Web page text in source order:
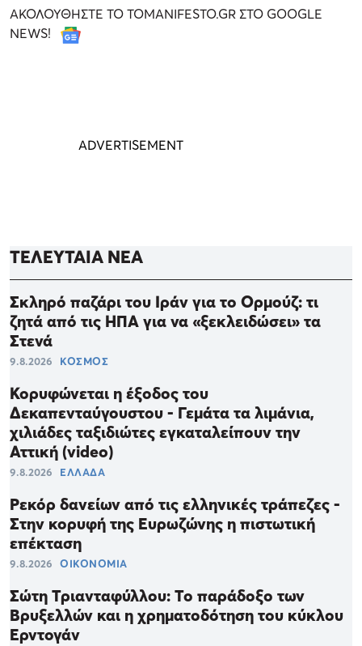
ΑΚΟΛΟΥΘΗΣΤΕ ΤΟ TOMANIFESTO.GR ΣΤΟ GOOGLE
NEWS!
ΤΕΛΕΥΤΑΙΑ ΝΕΑ
Σκληρό παζάρι του Ιράν για το Ορμούζ: τι
ζητά από τις ΗΠΑ για να «ξεκλειδώσει» τα
Στενά
9.8.2026 ΚΟΣΜΟΣ
Κορυφώνεται η έξοδος του
Δεκαπενταύγουστου - Γεμάτα τα λιμάνια,
χιλιάδες ταξιδιώτες εγκαταλείπουν την
Αττική (video)
9.8.2026 ΕΛΛΑΔΑ
Ρεκόρ δανείων από τις ελληνικές τράπεζες -
Στην κορυφή της Ευρωζώνης η πιστωτική
επέκταση
9.8.2026 ΟΙΚΟΝΟΜΙΑ
Σώτη Τριανταφύλλου: Το παράδοξο των
Βρυξελλών και η χρηματοδότηση του κύκλου
Ερντογάν